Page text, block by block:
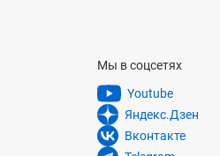
Мы в соцсетях
Youtube
Яндекс.Дзен
Вконтакте